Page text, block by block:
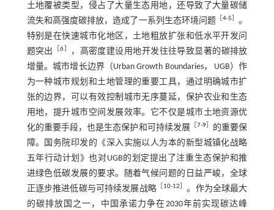
土地覆被类型，侵占了大量生态用地，还导致了大量碳储
流失和高强度碳排放，造成了一系列生态环境问题 ［4-5
。
特别是在快速城市化地区，土地粗放扩张和低水平开发问
题突出
［6
，高密度建设用地开发往往导致显著的碳排放
增量。城市增长边界（Urban Growth Boundaries， UGB）作
为一种城市规划和土地管理的重要工具，通过明确城市扩
张的边界，可以有效控制城市无序蔓延，保护农业和生态
用地，提升城市空间发展效率。它不仅是城市土地资源优
化的重要手段，也是生态保护和可持续发展 ［7-9
的重要保
障。国务院印发的《深入实施以人为本的新型城镇化战略
五年行动计划》也对UGB的划定提出了注重生态保护和推
进绿色低碳发展的要求。随着气候问题的日益严峻，全球
正逐步推进低碳与可持续发展战略
10-12
。作为全球最大
的碳排放国之一，中国承诺力争在2030年前实现碳达峰